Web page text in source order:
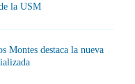
la USM
Montes destaca la nueva